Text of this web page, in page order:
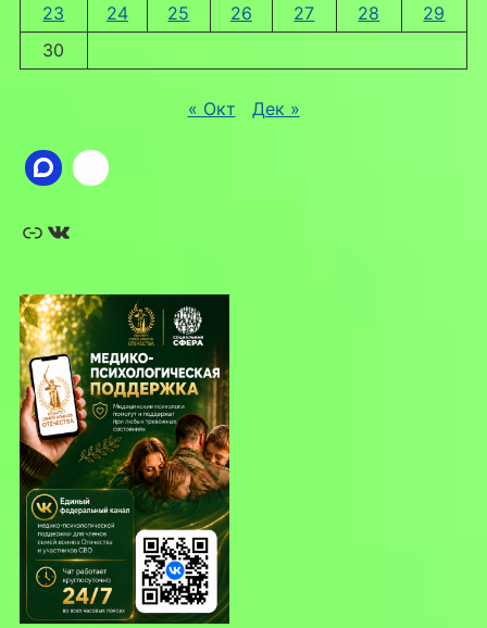
23 24 25 26 27 28
29
30
« Окт Дек »
Ссылка